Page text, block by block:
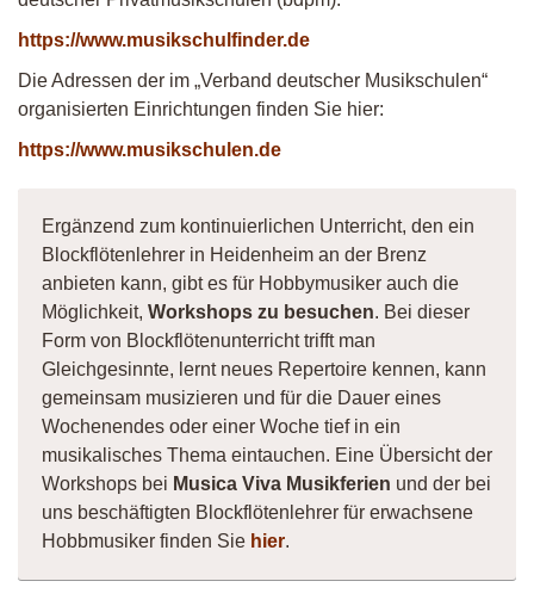
https://www.musikschulfinder.de
Die Adressen der im „Verband deutscher Musikschulen“
organisierten Einrichtungen finden Sie hier:
https://www.musikschulen.de
Ergänzend zum kontinuierlichen Unterricht, den ein
Blockflötenlehrer in Heidenheim an der Brenz
anbieten kann, gibt es für Hobbymusiker auch die
Möglichkeit, Workshops zu besuchen. Bei dieser
Form von Blockflötenunterricht trifft man
Gleichgesinnte, lernt neues Repertoire kennen, kann
gemeinsam musizieren und für die Dauer eines
Wochenendes oder einer Woche tief in ein
musikalisches Thema eintauchen. Eine Übersicht der
Workshops bei Musica Viva Musikferien und der bei
uns beschäftigten Blockflötenlehrer für erwachsene
Hobbmusiker finden Sie hier.